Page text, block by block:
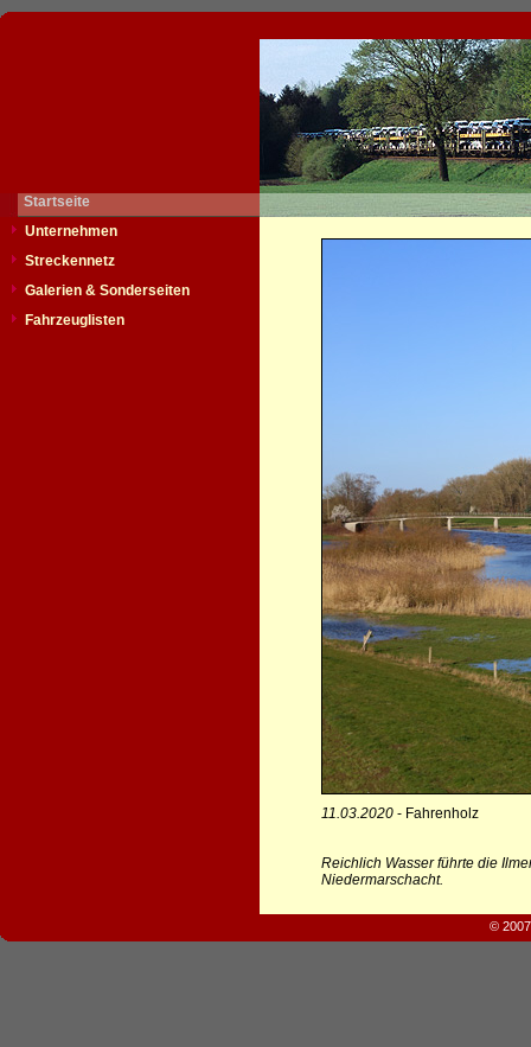
Startseite
Unternehmen
Streckennetz
Galerien & Sonderseiten
Fahrzeuglisten
11.03.2020- Fahrenholz
Reichlich Wasser führte die
Niedermarschacht.
©